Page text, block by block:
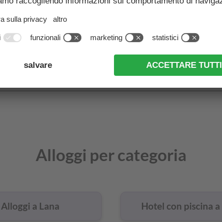
sono gli alloggi più popolari a
Vai a tutti gli alloggi a Lana
Alloggi per categoria
Alloggi a Lana Hotel con piscina a